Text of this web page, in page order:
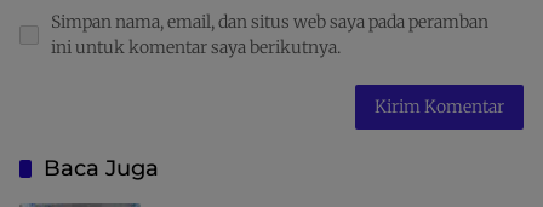
Simpan nama, email, dan situs web saya pada peramban
ini untuk komentar saya berikutnya.
Baca Juga